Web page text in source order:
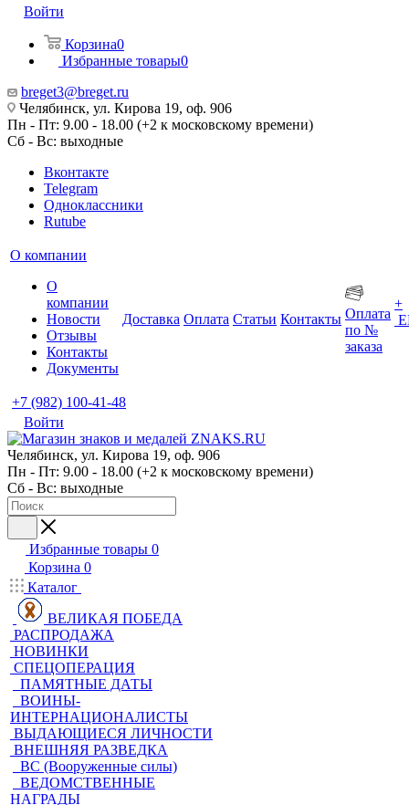
Войти
Корзина0
Избранные товары0
breget3@breget.ru
Челябинск, ул. Кирова 19, оф. 906
Пн - Пт: 9.00 - 18.00 (+2 к московскому времени)
Сб - Вс: выходные
Вконтакте
Telegram
Одноклассники
Rutube
О компании
О
компании
Новости
Отзывы
Контакты
Документы
Доставка Оплата Статьи Контакты Оплата
по №
заказа
+
+7 (982) 100-41-48
Войти
Челябинск, ул. Кирова 19, оф. 906
Пн - Пт: 9.00 - 18.00 (+2 к московскому времени)
Сб - Вс: выходные
Избранные товары 0
Корзина 0
Каталог
ВЕЛИКАЯ ПОБЕДА
РАСПРОДАЖА
НОВИНКИ
СПЕЦОПЕРАЦИЯ
ПАМЯТНЫЕ ДАТЫ
ВОИНЫ-
ИНТЕРНАЦИОНАЛИСТЫ
ВЫДАЮЩИЕСЯ ЛИЧНОСТИ
ВНЕШНЯЯ РАЗВЕДКА
ВС (Вооруженные силы)
ВЕДОМСТВЕННЫЕ
НАГРАДЫ